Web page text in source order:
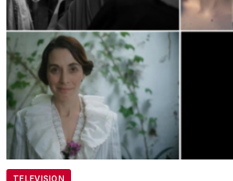
TELEVISION